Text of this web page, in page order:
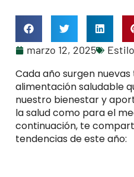
marzo 12, 2025
Cada año surgen
alimentación saludable
nuestro bienestar y
la salud como para el
continuación, te
tendencias de este año: